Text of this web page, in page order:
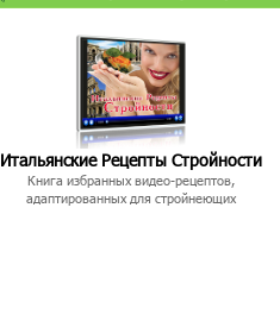
Итальянские Рецепты Стройности
Книга избранных видео-рецептов,
адаптированных для стройнеющих